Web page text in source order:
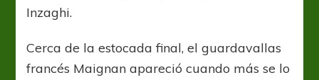
Inzaghi.
Cerca de la estocada final, el guardavallas
francés Maignan apareció cuando más se lo